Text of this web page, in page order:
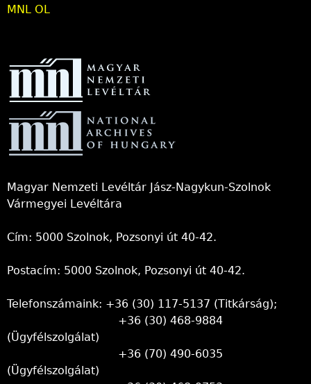
MNL OL
Magyar Nemzeti Levéltár Jász-Nagykun-Szolnok
Vármegyei Levéltára
Cím: 5000 Szolnok, Pozsonyi út 40-42.
Postacím: 5000 Szolnok, Pozsonyi út 40-42.
Telefonszámaink: +36 (30) 117-5137 (Titkárság);
+36 (30) 468-9884
(Ügyfélszolgálat)
+36 (70) 490-6035
(Ügyfélszolgálat)